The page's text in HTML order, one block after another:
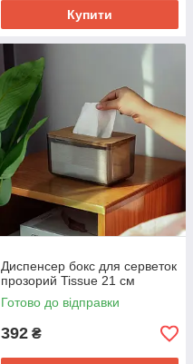
Купити
Диспенсер бокс для серветок
прозорий Tissue 21 см
Готово до відправки
392 ₴